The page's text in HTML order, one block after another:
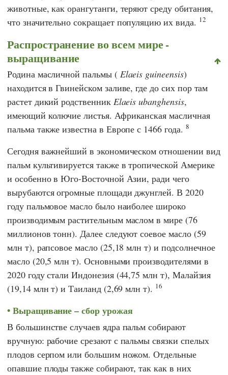
животные, как орангутанги, теряют среду обитания,
что значительно сокращает популяцию их вида. 12
Распространение во всем мире -
выращивание
Родина масличной пальмы ( Elaeis guineensis)
находится в Гвинейском заливе, где до сих пор там
растет дикий родственник Elaeis ubanghensis,
имеющий колючие листья. Африканская масличная
пальма также известна в Европе с 1466 года. 8
Сегодня важнейший в экономическом отношении вид
пальм культивируется также в тропической Америке
и особенно в Юго-Восточной Азии, ради чего
вырубаются огромные площади джунглей. В 2020
году пальмовое масло было наиболее широко
производимым растительным маслом в мире (76
миллионов тонн). Далее следуют соевое масло (59
млн т), рапсовое масло (25,18 млн т) и подсолнечное
масло (20,5 млн т). Основными производителями в
2020 году стали Индонезия (44,75 млн т), Малайзия
(19,14 млн т) и Таиланд (2,69 млн т). 16
Выращивание – сбор урожая
В большинстве случаев ядра пальм собирают
вручную: рабочие срезают с пальмы связки спелых
плодов серпом или большим ножом. Отдельные
опавшие плоды также собирают, так как в них